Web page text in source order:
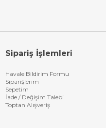
Sipariş İşlemleri
Havale Bildirim Formu
Siparişlerim
Sepetim
İade / Değişim Talebi
Toptan Alışveriş